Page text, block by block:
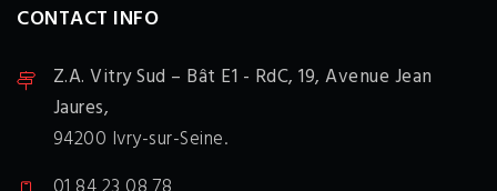
CONTACT INFO
Z.A. Vitry Sud – Bât E1 - RdC, 19, Avenue Jean
Jaures,
94200 Ivry-sur-Seine.